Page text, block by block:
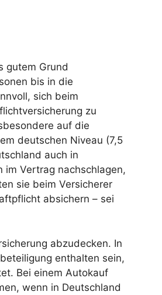
gutem Grund
bis in die
sich beim
zu
auf die
deutschen Niveau (7,5
auch in
im Vertrag nachschlagen,
sie beim Versicherer
absichern – sei
abzudecken. In
enthalten sein,
Bei einem Autokauf
wenn in Deutschland